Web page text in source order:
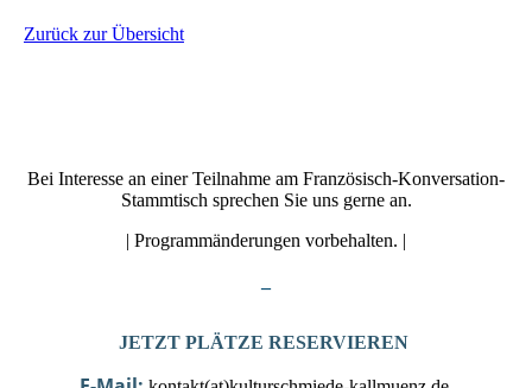
Zurück zur Übersicht
Bei Interesse an einer Teilnahme am Französisch-Konversation-
Stammtisch sprechen Sie uns gerne an.
| Programmänderungen vorbehalten. |
JETZT PLÄTZE RESERVIEREN